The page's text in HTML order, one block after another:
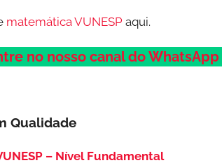
matemática VUNESP aqui.
no nosso canal do WhatsApp
Qualidade
– Nível Fundamental